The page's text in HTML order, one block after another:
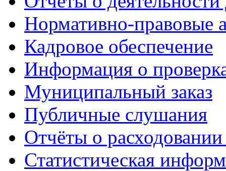
Нормативно-правовые
Кадровое обеспечение
Информация о
Муниципальный заказ
Публичные слушания
Отчёты о
Статистическая